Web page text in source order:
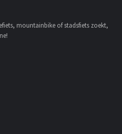
mountainbike of stadsfiets zoekt,